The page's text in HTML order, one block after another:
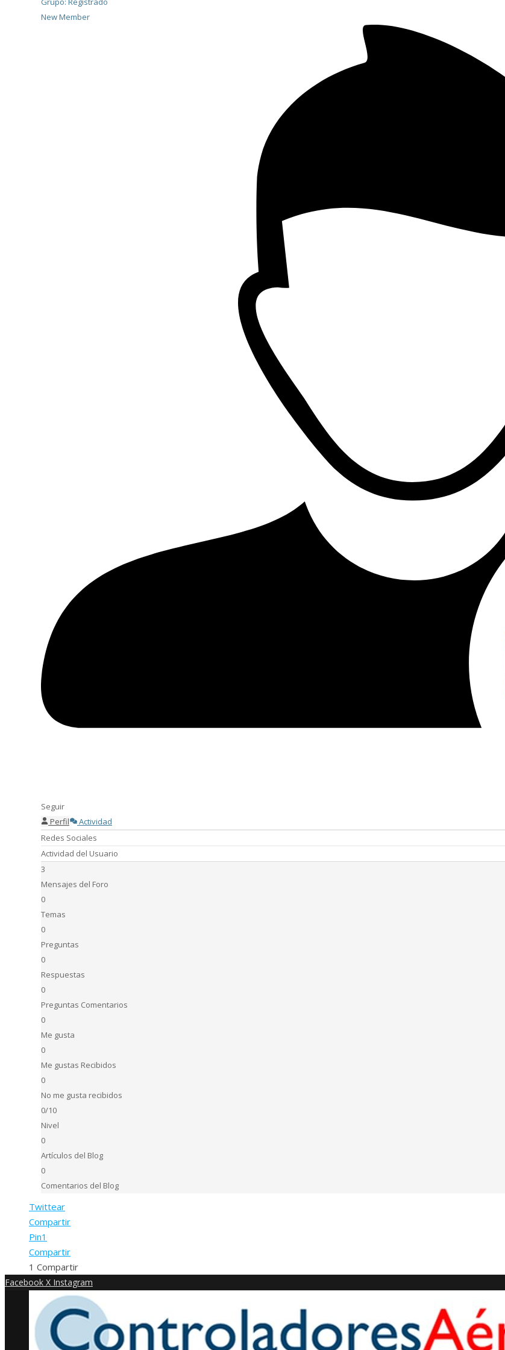
New Member
Seguir
Perfil
Actividad
Redes Sociales
Actividad del Usuario
3
Mensajes del Foro
0
Temas
0
Preguntas
0
Respuestas
0
Preguntas Comentarios
0
Me gusta
0
Me gustas Recibidos
0
No me gusta recibidos
0/10
Nivel
0
Artículos del Blog
0
Comentarios del Blog
Twittear
Compartir
Pin1
Compartir
1 Compartir
Facebook X Instagram